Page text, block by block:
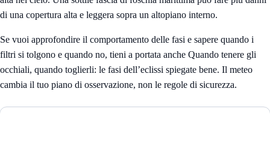
di una copertura alta e leggera sopra un altopiano interno.
Se vuoi approfondire il comportamento delle fasi e sapere quando i
filtri si tolgono e quando no, tieni a portata anche Quando tenere gli
occhiali, quando toglierli: le fasi dell’eclissi spiegate bene. Il meteo
cambia il tuo piano di osservazione, non le regole di sicurezza.